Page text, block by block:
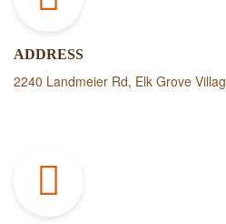
ADDRESS
2240 Landmeier Rd, Elk Grove